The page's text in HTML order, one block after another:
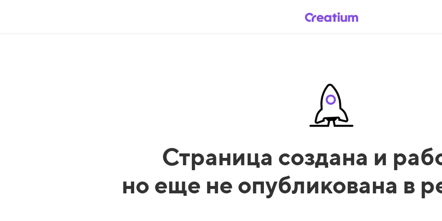
Страница создана и
но еще не опубликована в